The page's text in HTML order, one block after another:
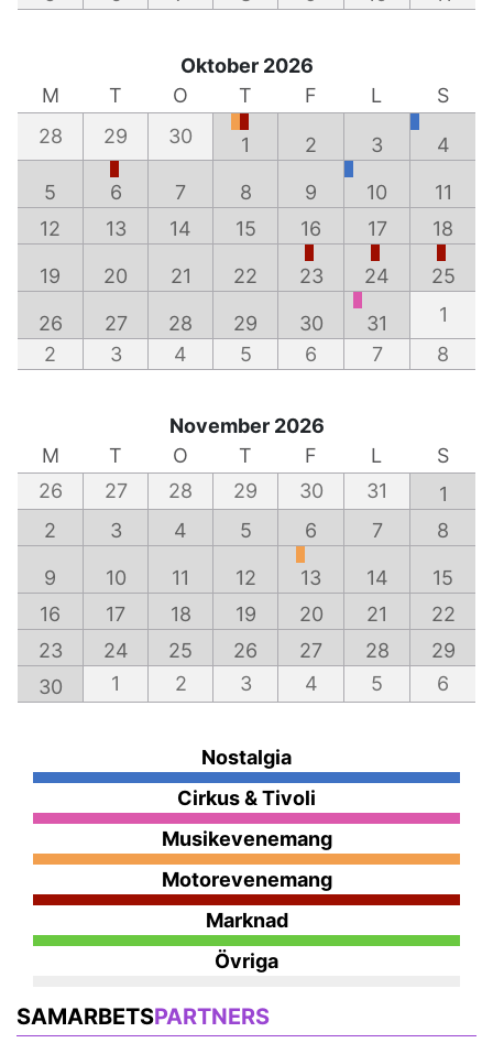
Oktober 2026
M
T O T F L
S
28
29 30 1 2 3 4
5 6 7 8 9 10
11
12
13 14 15 16 17 18
19 20 21 22 23 24 25
26 27 28 29 30 31
1
2
3 4 5 6 7 8
November 2026
M
T O T F L
S
26
27 28 29 30 31
1
2
3 4 5 6 7 8
9 10 11 12 13 14
15
16
17 18 19 20 21
22
23
24 25 26 27 28
29
30
1 2 3 4 5 6
Nostalgia
Cirkus & Tivoli
Musikevenemang
Motorevenemang
Marknad
Övriga
SAMARBETSPARTNERS